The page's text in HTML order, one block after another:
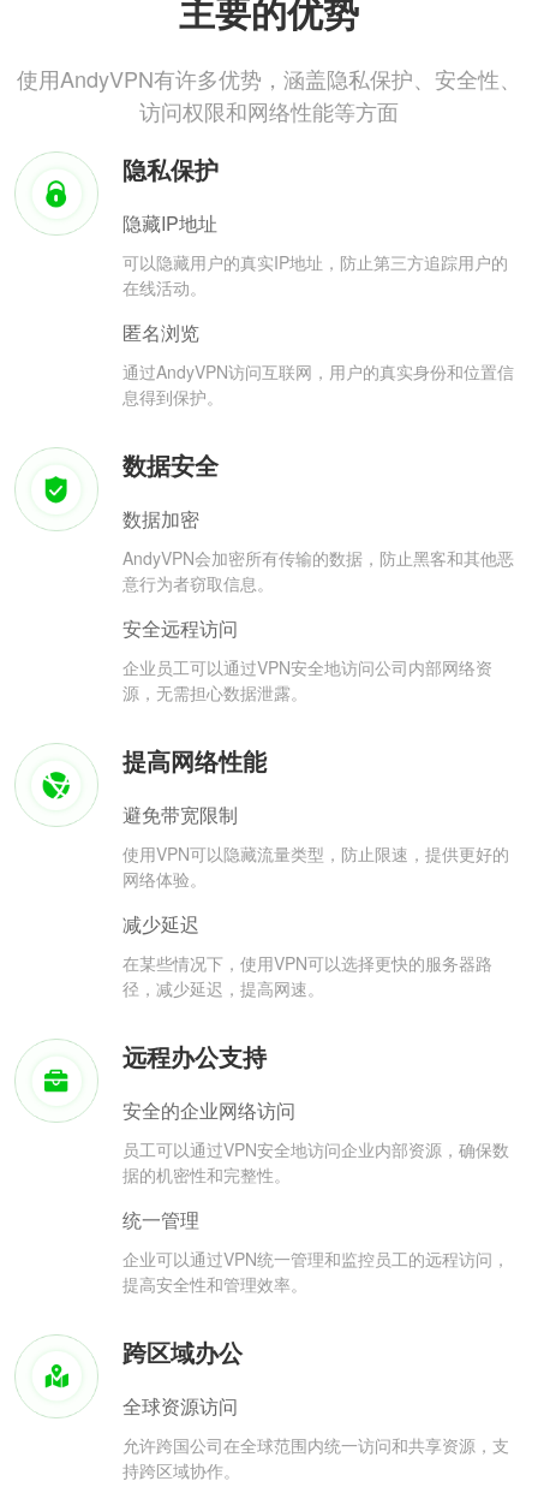
主要的优势
使用AndyVPN有许多优势，涵盖隐私保护、安全性、
访问权限和网络性能等方面
隐私保护
隐藏IP地址
可以隐藏用户的真实IP地址，防止第三方追踪用户的
在线活动。
匿名浏览
通过AndyVPN访问互联网，用户的真实身份和位置信
息得到保护。
数据安全
数据加密
AndyVPN会加密所有传输的数据，防止黑客和其他恶
意行为者窃取信息。
安全远程访问
企业员工可以通过VPN安全地访问公司内部网络资
源，无需担心数据泄露。
提高网络性能
避免带宽限制
使用VPN可以隐藏流量类型，防止限速，提供更好的
网络体验。
减少延迟
在某些情况下，使用VPN可以选择更快的服务器路
径，减少延迟，提高网速。
远程办公支持
安全的企业网络访问
员工可以通过VPN安全地访问企业内部资源，确保数
据的机密性和完整性。
统一管理
企业可以通过VPN统一管理和监控员工的远程访问，
提高安全性和管理效率。
跨区域办公
全球资源访问
允许跨国公司在全球范围内统一访问和共享资源，支
持跨区域协作。